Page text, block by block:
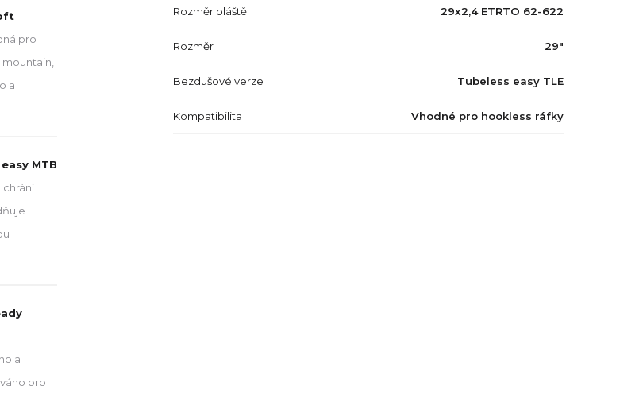
Rozměr pláště 29x2,4 ETRTO 62-622
Rozměr 29"
Bezdušové verze Tubeless easy TLE
Kompatibilita Vhodné pro hookless ráfky
pro
a
MTB
chrání
a
pro